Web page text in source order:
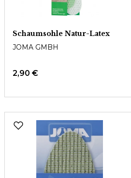
Schaumsohle Natur-Latex
JOMA GMBH
2,90 €